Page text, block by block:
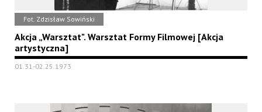
Fot. Zdzisław Sowiński
Akcja „Warsztat". Warsztat Formy Filmowej [Akcja
artystyczna]
01.31-02.25.1973